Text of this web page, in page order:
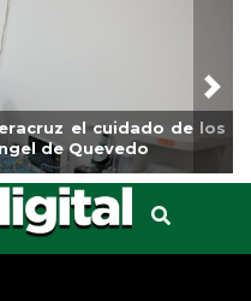
La ciudad de Veracruz
de Reforestación 2026